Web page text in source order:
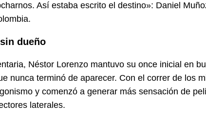
Así estaba escrito el destino»: Daniel
dueño
Néstor Lorenzo mantuvo su once inicial en
nunca terminó de aparecer. Con el correr de los
y comenzó a generar más sensación de
laterales.